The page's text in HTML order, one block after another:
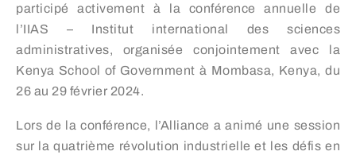
participé activement à la conférence annuelle de
l’IIAS – Institut international des sciences
administratives, organisée conjointement avec la
Kenya School of Government à Mombasa, Kenya, du
26 au 29 février 2024.
Lors de la conférence, l’Alliance a animé une session
sur la quatrième révolution industrielle et les défis en